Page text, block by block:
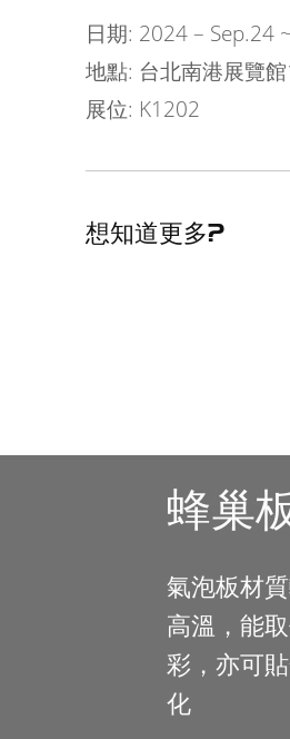
日期: 2024 – Sep.24
地點: 台北南港展覽
展位: K1202
想知道更多?
氣泡
氣泡布
蜂巢
氣泡板材
高溫，能
彩，亦可
化
軟性
用
淋膜機(含
膜
編織
淋膜機依
噸袋、複
便當盒、
工需求產品